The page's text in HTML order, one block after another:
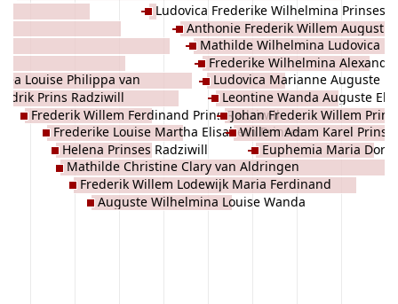
Louise Philippa van
van Pruisen
Prins Radziwill
Frederik Willem Ferdinand Prins Radziwill
Frederike Louise Martha Elisabeth Prinses
Radziwill
Helena Prinses Radziwill
Mathilde Christine Clary van Aldringen
Frederik Willem Lodewijk Maria Ferdinand
Hendrik August Bogislau Prins Radziwill
Auguste Wilhelmina Louise Wanda
Ludovica Frederike Wilhelmina Prinses
RadziwillAnthonie Frederik Willem August
Prins Radziwill
Mathilde Wilhelmina Ludovica
Prinses Radziwill
Frederike Wilhelmina
Ludovica Prinses Radziwill
Ludovica Marianne Auguste
Leontine Prinses Radziwill
Leontine Wanda Auguste
Prinses Radziwill
Johan Frederik Willem
Willem Adam Karel Prins
Euphemia Maria
Radziwill